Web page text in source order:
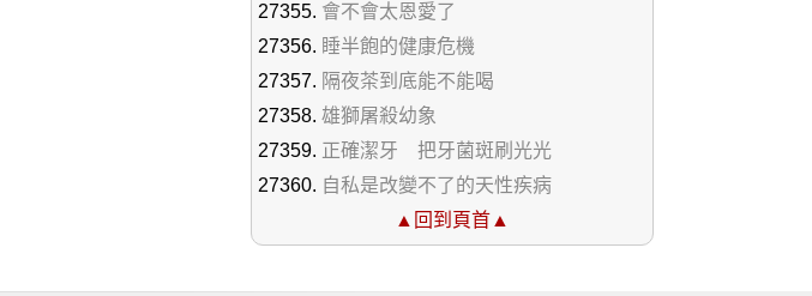
會不會太恩愛了
睡半飽的健康危機
隔夜茶到底能不能喝
雄獅屠殺幼象
正確潔牙 把牙菌斑刷光光
自私是改變不了的天性疾病
▲回到頁首▲